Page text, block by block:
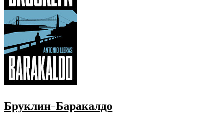
Бруклин-Баракалдо